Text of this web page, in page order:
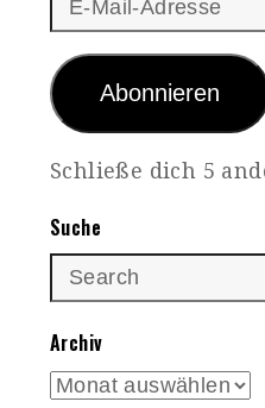
Mail-
Adresse
Abonnieren
Schließe dich 5
Suche
Archiv
Archiv